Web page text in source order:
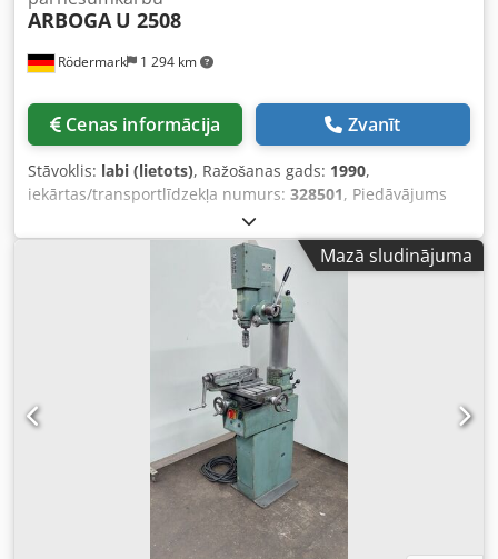
Rödermark 1 294 km
ARBOGA U 2508
Cenas informācija Zvanīt
Stāvoklis: labi (lietots), Ražošanas gads: 1990,
iekārtas/transportlīdzekļa numurs: 328501, Piedāvājums
25366 Tehniskie dati: - Urbšanas jauda: 25 mm - Urbšanas
vārpstas stiprinājums: MK 3 - Urbšanas vārpstas
apgriezieni: 100 / 205 / 345 / 440 apgr./min, 695 / 885 /
1450 / 2900 apgr./min Crjdpfx Afexu U Sue Djf - Urbšanas
vārpstas gājiens: 130 mm - Urbšanas vārpstas izvirzījums:
260 mm - Koordinātu galds ar 3 T-rievas: 580 x 240 mm -
Galda pārvietojums: X ass 415 mm, Y ass 155 mm -
Piedziņa: 400 V / 0,75 / 0,9 kW - Nepieciešamā vieta: apm. P
900 x A 1800 x D 700 mm - Svars: apm. 270 kg - Mašīnas
vīze
Mazā sludinājuma